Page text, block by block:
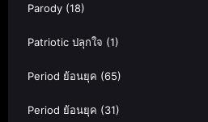
Parody (18)
Patriotic ปลุกใจ (1)
Period ย้อนยุค (65)
Period ย้อนยุค (31)